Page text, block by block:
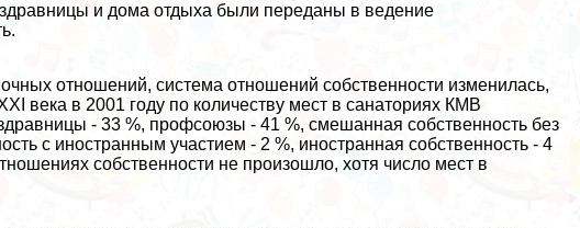
и дома отдыха были переданы в ведение
отношений, система отношений собственности изменилась,
века в 2001 году по количеству мест в санаториях КМВ
- 33 %, профсоюзы - 41 %, смешанная собственность без
с иностранным участием - 2 %, иностранная собственность - 4
собственности не произошло, хотя число мест в